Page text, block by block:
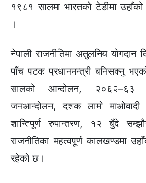
१९८१ सालमा भारतको टेडीमा
।
नेपाली राजनीतिमा अतुलनिय योगदान
पाँच पटक प्रधानमन्त्री बनिसक्नु
सालको आन्दोलन, २०६२–६३
जनआन्दोलन, दशक लामो माओवादी
शान्तिपूर्ण रुपान्तरण, १२ बुँदे
राजनीतिका महत्वपूर्ण कालखण्डमा
रहेको छ।